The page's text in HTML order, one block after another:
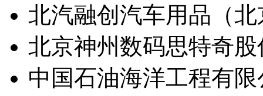
北汽融创汽车用品（
北京神州数码思特奇
中国石油海洋工程有限